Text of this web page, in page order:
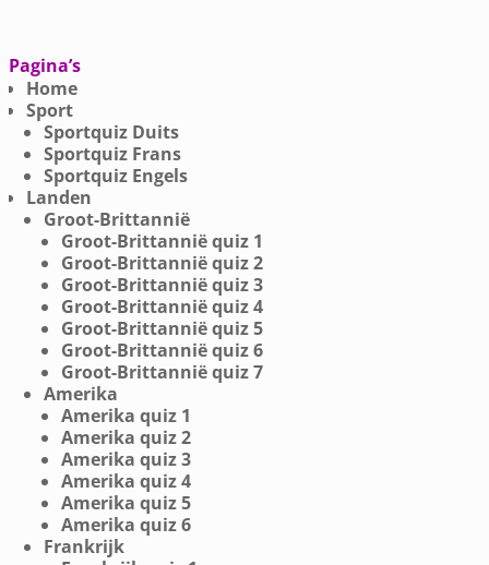
Pagina’s
Home
Sport
Sportquiz Duits
Sportquiz Frans
Sportquiz Engels
Landen
Groot-Brittannië
Groot-Brittannië quiz 1
Groot-Brittannië quiz 2
Groot-Brittannië quiz 3
Groot-Brittannië quiz 4
Groot-Brittannië quiz 5
Groot-Brittannië quiz 6
Groot-Brittannië quiz 7
Amerika
Amerika quiz 1
Amerika quiz 2
Amerika quiz 3
Amerika quiz 4
Amerika quiz 5
Amerika quiz 6
Frankrijk